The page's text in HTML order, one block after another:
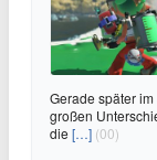
Gerade später
großen
die […] (00)